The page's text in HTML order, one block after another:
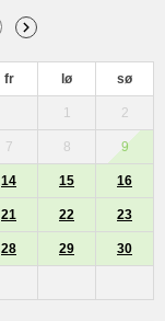
fr lø sø
1 2
7 8 9
14 15 16
21 22 23
28 29 30